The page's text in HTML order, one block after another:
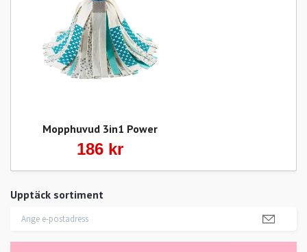
Upptäck sortiment
Mopphuvud 3in1 Power
186 kr